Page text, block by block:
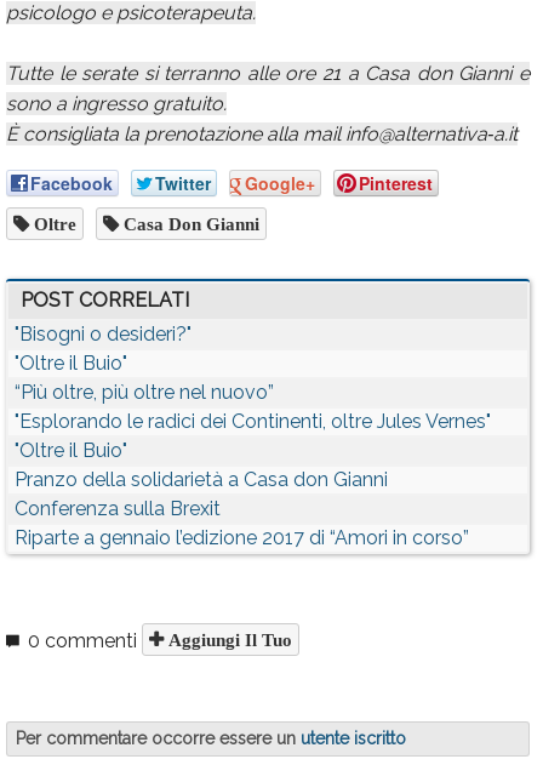
psicologo e psicoterapeuta.
Tutte le serate si terranno alle ore 21 a Casa don Gianni e
sono a ingresso gratuito.
È consigliata la prenotazione alla mail info@alternativa‐a.it
Facebook Twitter Google+ Pinterest
Oltre Casa Don Gianni
POST CORRELATI
"Bisogni o desideri?"
"Oltre il Buio"
“Più oltre, più oltre nel nuovo”
"Esplorando le radici dei Continenti, oltre Jules Vernes"
"Oltre il Buio"
Pranzo della solidarietà a Casa don Gianni
Conferenza sulla Brexit
Riparte a gennaio l’edizione 2017 di “Amori in corso”
0 commenti Aggiungi Il Tuo
Per commentare occorre essere un utente iscritto